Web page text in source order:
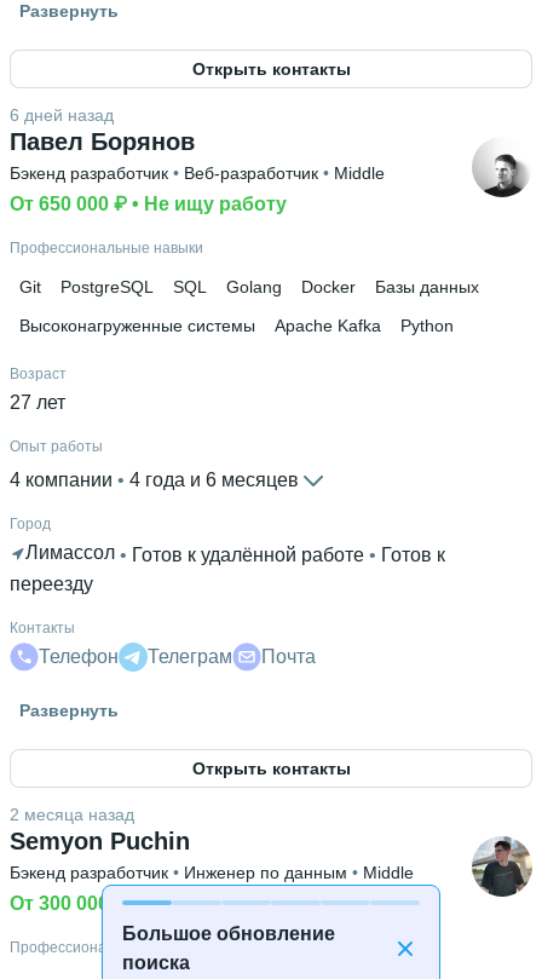
Большое обновление
поиска
Высшее образование
РАНХиГС • Экономический факультет • 1 год и 10
месяцев
Ещё 1 в профиле
Дополнительное образование
Развернуть
Открыть контакты
Павел Борянов
6 дней назад
Бэкенд разработчик • Веб-разработчик • Middle
От 650 000 ₽ • Не ищу работу
Профессиональные навыки
Git PostgreSQL SQL Golang Docker
Базы данных
Высоконагруженные системы
Apache Kafka Python
Возраст
27 лет
Опыт работы
4 компании 4 года и 6 месяцев
Город
Лимассол • Готов к удалённой работе • Готов к
переезду
Контакты
Телефон Телеграм Почта
месяцев
Развернуть
Открыть контакты
Semyon Puchin
2 месяца назад
Бэкенд разработчик • Инженер по данным • Middle
От 300 000 ₽ • Не ищу работу
Профессиональные навыки